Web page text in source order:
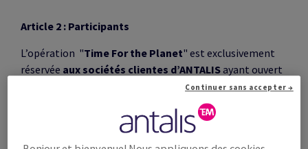
Article 2 : Participants
L’opération "Time For the Planet" est exclusivement
réservée aux sociétés clientes d’ANTALISayant ouvert
antalis.be », ci-après
la « société participante »
« sociétés participantes »
Continuer sans accepter →